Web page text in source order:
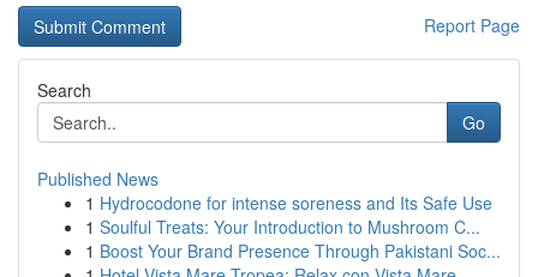
Report Page
Search
Go
Published News
1 Hydrocodone for intense soreness and Its Safe Use
1 Soulful Treats: Your Introduction to Mushroom C...
1 Boost Your Brand Presence Through Pakistani Soc...